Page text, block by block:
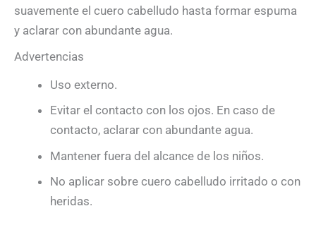
suavemente el cuero cabelludo hasta formar espuma
y aclarar con abundante agua.
Advertencias
Uso externo.
Evitar el contacto con los ojos. En caso de
contacto, aclarar con abundante agua.
Mantener fuera del alcance de los niños.
No aplicar sobre cuero cabelludo irritado o con
heridas.